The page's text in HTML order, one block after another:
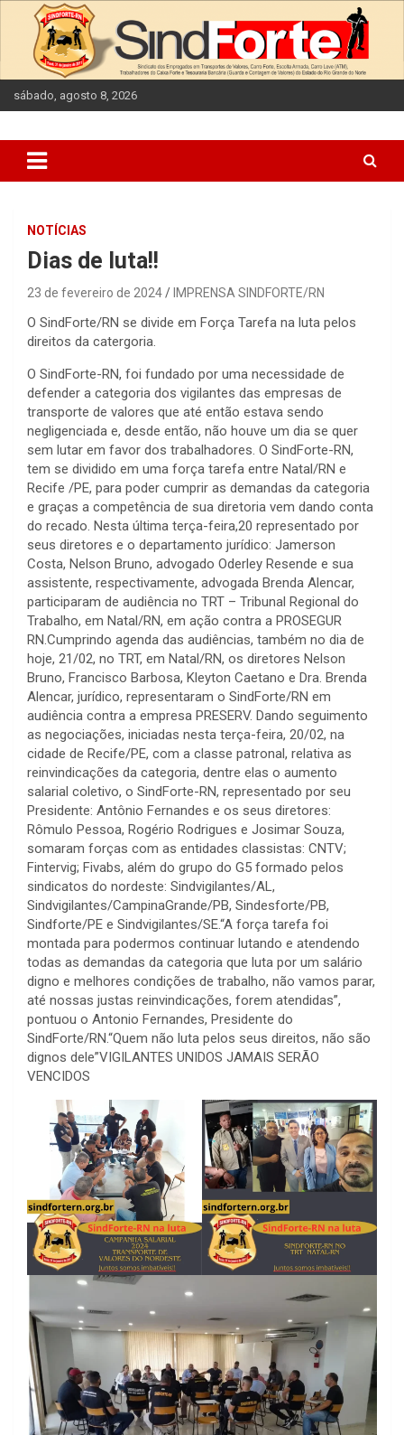
content
sábado, agosto 8, 2026
NOTÍCIAS
Dias de luta!!
23 de fevereiro de 2024 IMPRENSA SINDFORTE/RN
O SindForte/RN se divide em Força Tarefa na luta pelos
direitos da catergoria.
O SindForte-RN, foi fundado por uma necessidade de
defender a categoria dos vigilantes das empresas de
transporte de valores que até então estava sendo
negligenciada e, desde então, não houve um dia se quer
sem lutar em favor dos trabalhadores. O SindForte-RN,
tem se dividido em uma força tarefa entre Natal/RN e
Recife /PE, para poder cumprir as demandas da categoria
e graças a competência de sua diretoria vem dando conta
do recado. Nesta última terça-feira,20 representado por
seus diretores e o departamento jurídico: Jamerson
Costa, Nelson Bruno, advogado Oderley Resende e sua
assistente, respectivamente, advogada Brenda Alencar,
participaram de audiência no TRT – Tribunal Regional do
Trabalho, em Natal/RN, em ação contra a PROSEGUR
RN.Cumprindo agenda das audiências, também no dia de
hoje, 21/02, no TRT, em Natal/RN, os diretores Nelson
Bruno, Francisco Barbosa, Kleyton Caetano e Dra. Brenda
Alencar, jurídico, representaram o SindForte/RN em
audiência contra a empresa PRESERV. Dando seguimento
as negociações, iniciadas nesta terça-feira, 20/02, na
cidade de Recife/PE, com a classe patronal, relativa as
reinvindicações da categoria, dentre elas o aumento
salarial coletivo, o SindForte-RN, representado por seu
Presidente: Antônio Fernandes e os seus diretores:
Rômulo Pessoa, Rogério Rodrigues e Josimar Souza,
somaram forças com as entidades classistas: CNTV;
Fintervig; Fivabs, além do grupo do G5 formado pelos
sindicatos do nordeste: Sindvigilantes/AL,
Sindvigilantes/CampinaGrande/PB, Sindesforte/PB,
Sindforte/PE e Sindvigilantes/SE.“A força tarefa foi
montada para podermos continuar lutando e atendendo
todas as demandas da categoria que luta por um salário
digno e melhores condições de trabalho, não vamos parar,
até nossas justas reinvindicações, forem atendidas”,
pontuou o Antonio Fernandes, Presidente do
SindForte/RN.“Quem não luta pelos seus direitos, não são
dignos dele”VIGILANTES UNIDOS JAMAIS SERÃO
VENCIDOS